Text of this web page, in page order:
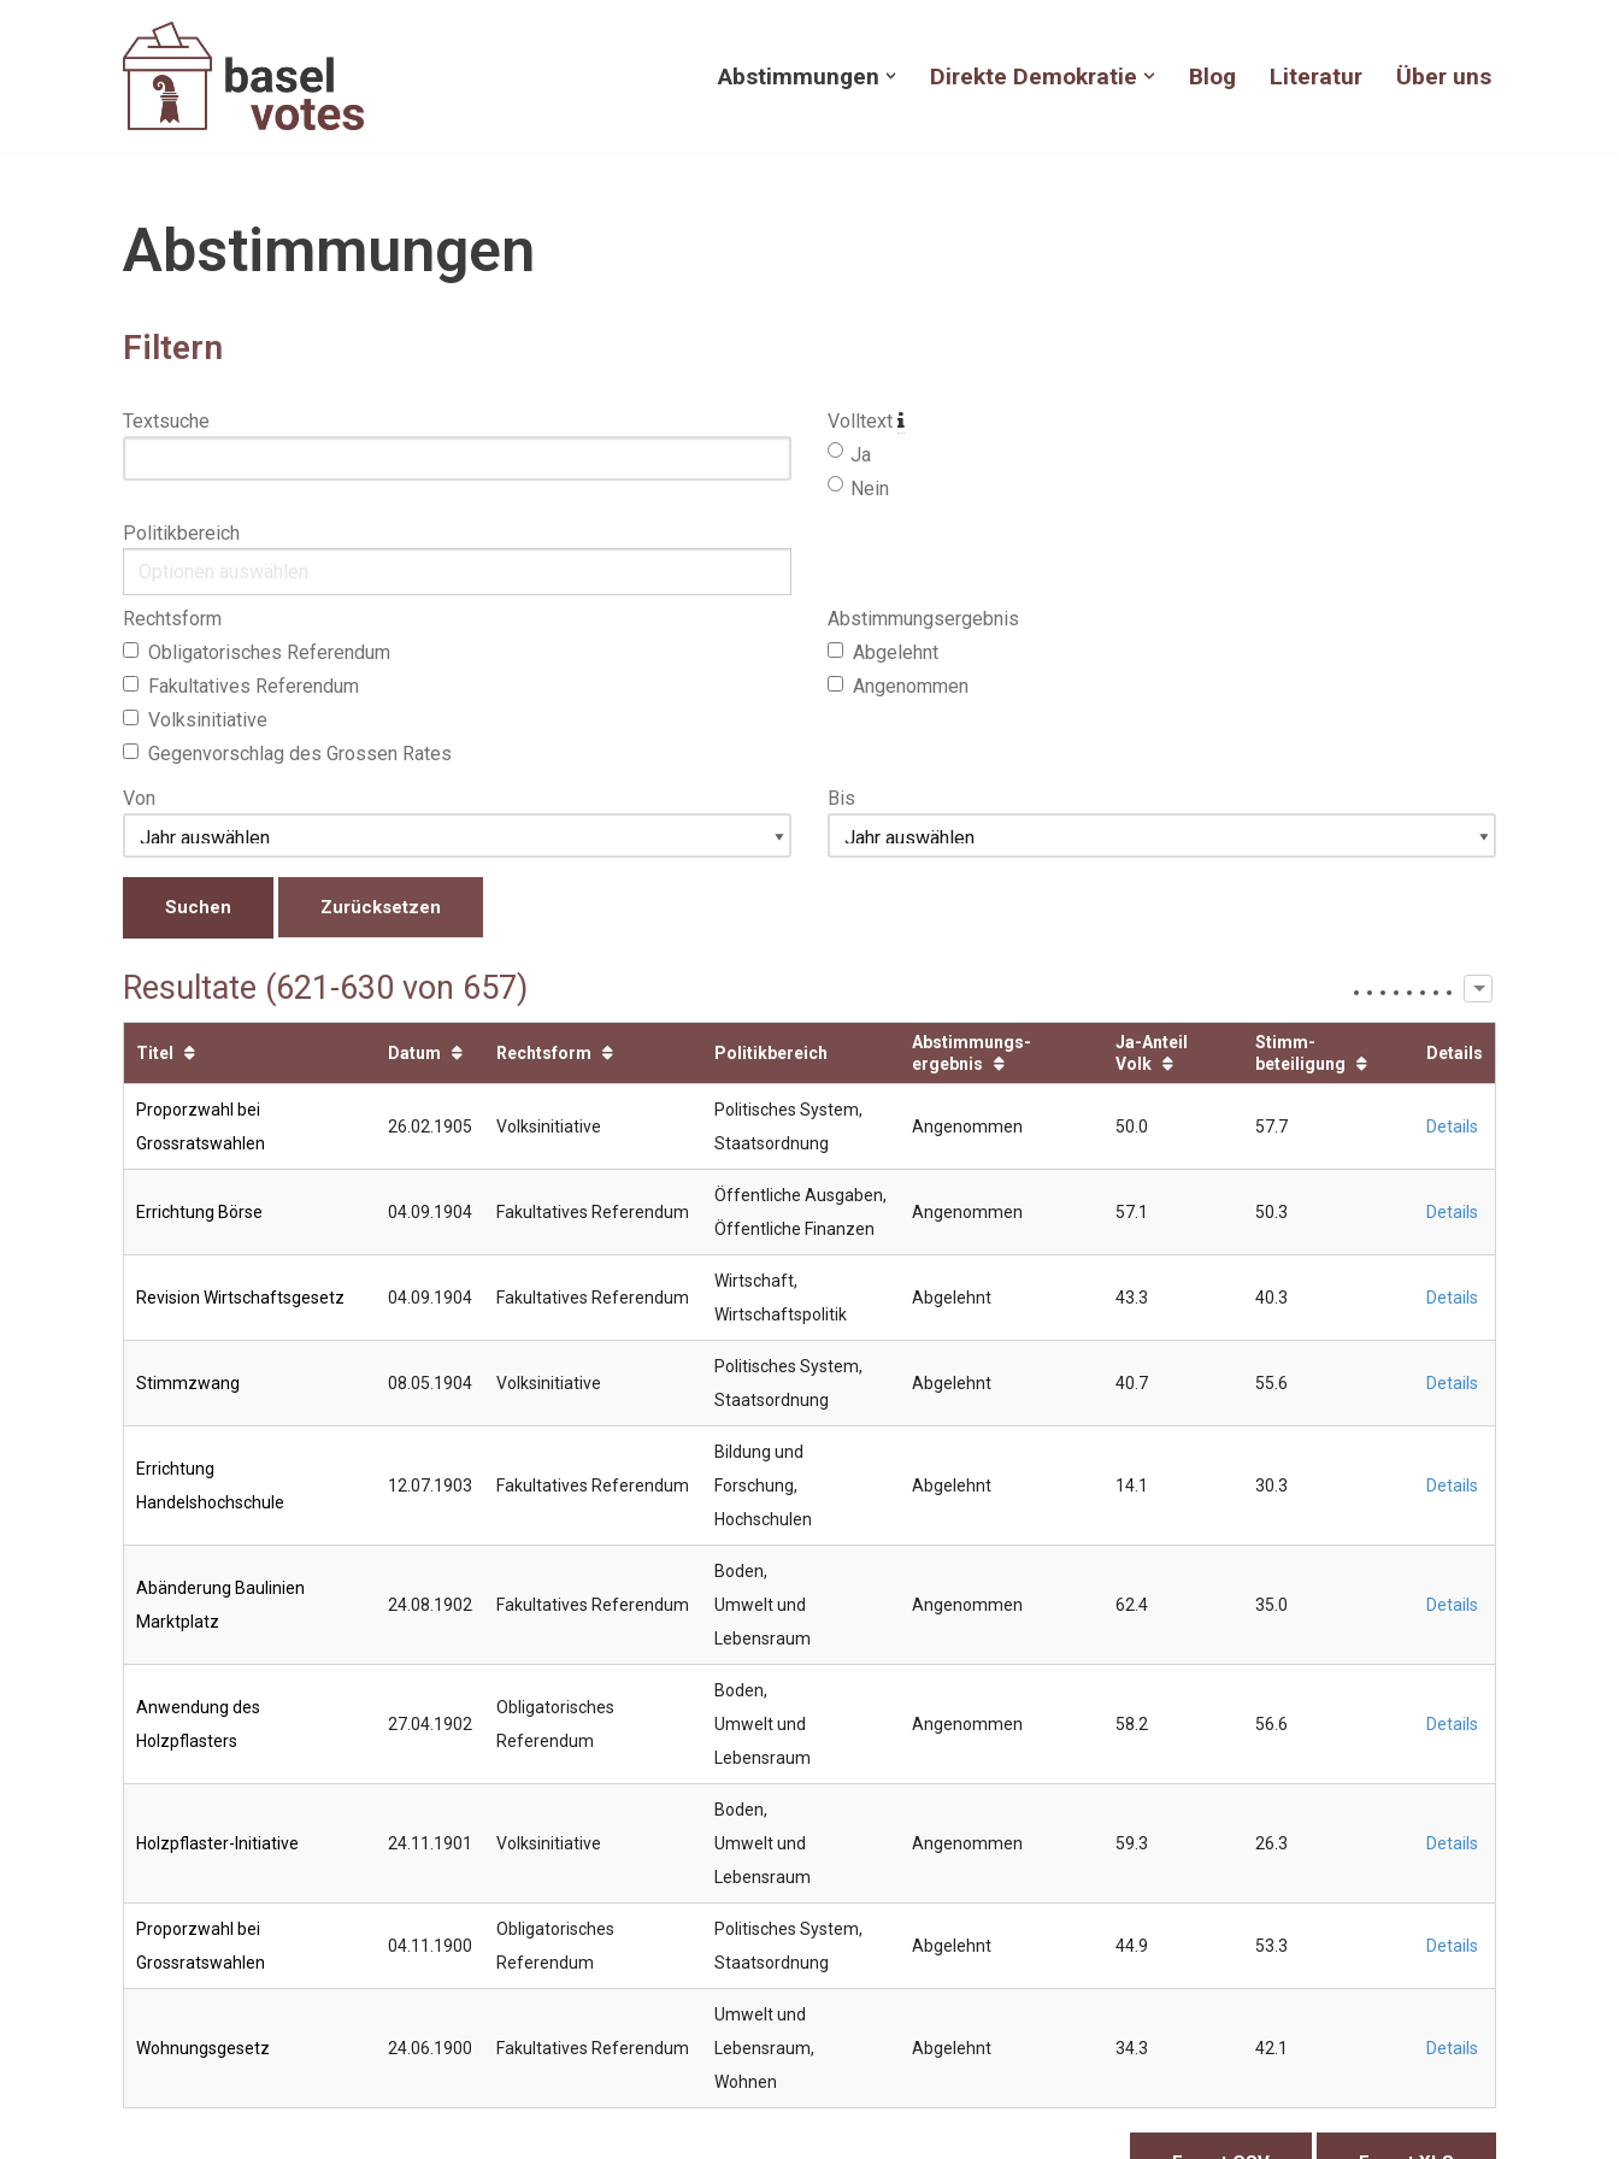
Abstimmungen Direkte Demokratie Blog Literatur Über uns
Abstimmungen
Filtern
Textsuche
Volltext
Ja
Nein
Politikbereich
Rechtsform
Obligatorisches Referendum
Fakultatives Referendum
Volksinitiative
Gegenvorschlag des Grossen Rates
Abstimmungsergebnis
Abgelehnt
Angenommen
Von Bis
Zurücksetzen
Resultate (621-630 von 657)
Titel Datum Rechtsform Politikbereich
Abstimmungs­
ergebnis
Ja-Anteil
Volk
Stimm­
beteiligung
Details
Proporzwahl bei
Grossratswahlen
26.02.1905 Volksinitiative
Politisches System,
Staatsordnung
Angenommen 50.0 57.7 Details
Errichtung Börse 04.09.1904 Fakultatives Referendum
Öffentliche Ausgaben,
Öffentliche Finanzen
Angenommen 57.1 50.3 Details
Revision Wirtschaftsgesetz 04.09.1904 Fakultatives Referendum
Wirtschaft,
Wirtschaftspolitik
Abgelehnt 43.3 40.3 Details
Stimmzwang 08.05.1904 Volksinitiative
Politisches System,
Staatsordnung
Abgelehnt 40.7 55.6 Details
Errichtung
Handelshochschule
12.07.1903 Fakultatives Referendum
Bildung und
Forschung,
Hochschulen
Abgelehnt 14.1 30.3 Details
Abänderung Baulinien
Marktplatz
24.08.1902 Fakultatives Referendum
Boden,
Umwelt und
Lebensraum
Angenommen 62.4 35.0 Details
Anwendung des
Holzpflasters
27.04.1902
Obligatorisches
Referendum
Boden,
Umwelt und
Lebensraum
Angenommen 58.2 56.6 Details
Holzpflaster-Initiative 24.11.1901 Volksinitiative
Boden,
Umwelt und
Lebensraum
Angenommen 59.3 26.3 Details
Proporzwahl bei
Grossratswahlen
04.11.1900
Obligatorisches
Referendum
Politisches System,
Staatsordnung
Abgelehnt 44.9 53.3 Details
Wohnungsgesetz 24.06.1900 Fakultatives Referendum
Umwelt und
Lebensraum,
Wohnen
Abgelehnt 34.3 42.1 Details